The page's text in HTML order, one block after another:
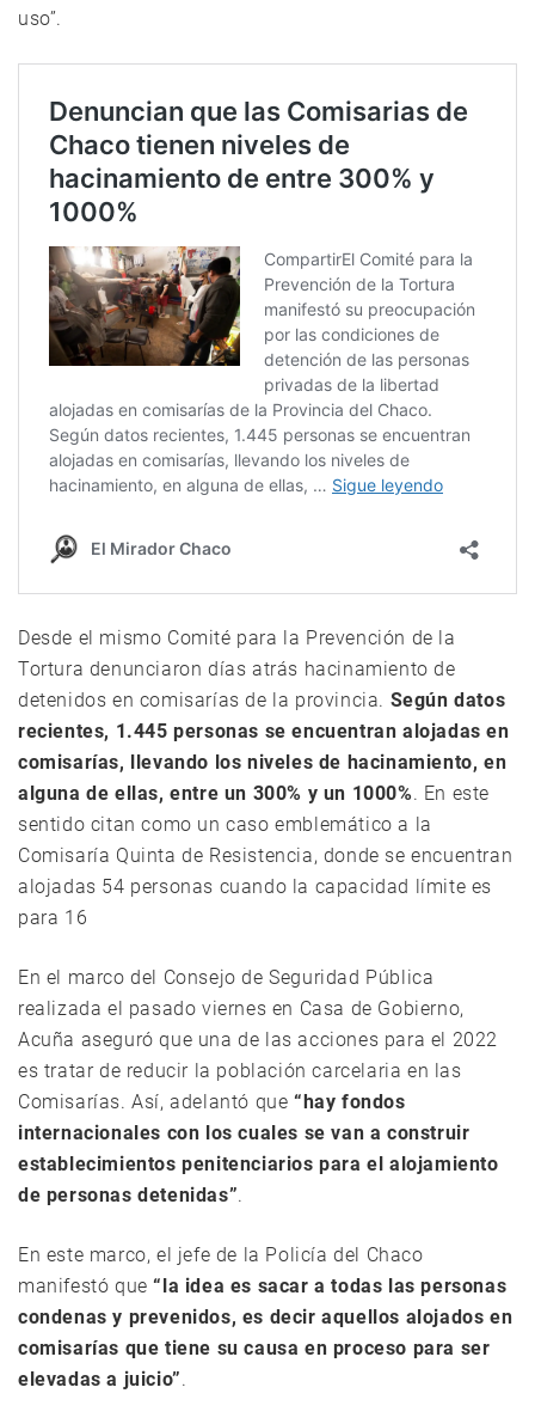
uso”.
Desde el mismo Comité para la Prevención de la
Tortura denunciaron días atrás hacinamiento de
detenidos en comisarías de la provincia. Según datos
recientes, 1.445 personas se encuentran alojadas en
comisarías, llevando los niveles de hacinamiento, en
alguna de ellas, entre un 300% y un 1000%. En este
sentido citan como un caso emblemático a la
Comisaría Quinta de Resistencia, donde se encuentran
alojadas 54 personas cuando la capacidad límite es
para 16
En el marco del Consejo de Seguridad Pública
realizada el pasado viernes en Casa de Gobierno,
Acuña aseguró que una de las acciones para el 2022
es tratar de reducir la población carcelaria en las
Comisarías. Así, adelantó que“hay fondos
internacionales con los cuales se van a construir
establecimientos penitenciarios para el alojamiento
de personas detenidas”.
En este marco, el jefe de la Policía del Chaco
manifestó que“la idea es sacar a todas las personas
condenas y prevenidos, es decir aquellos alojados en
comisarías que tiene su causa en proceso para ser
elevadas a juicio”.